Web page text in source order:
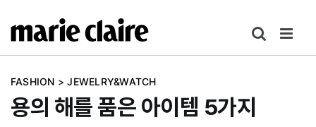
텐
FASHION > JEWELRY&WATCH
용의 해를 품은 아이템 5가지